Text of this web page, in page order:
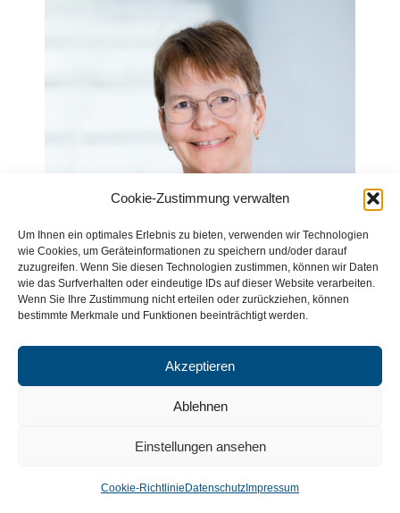
Cookie-Zustimmung verwalten
Um Ihnen ein optimales Erlebnis zu bieten, verwenden wir Technologien
wie Cookies, um Geräteinformationen zu speichern und/oder darauf
zuzugreifen. Wenn Sie diesen Technologien zustimmen, können wir Daten
wie das Surfverhalten oder eindeutige IDs auf dieser Website verarbeiten.
Wenn Sie Ihre Zustimmung nicht erteilen oder zurückziehen, können
bestimmte Merkmale und Funktionen beeinträchtigt werden.
Akzeptieren
Ablehnen
Einstellungen ansehen
Cookie-Richtlinie Datenschutz Impressum
Phone: 0541 77068-11